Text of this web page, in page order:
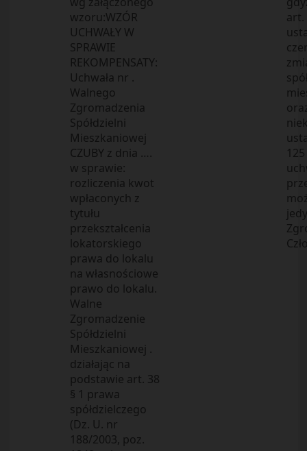
wzoru:WZÓR
UCHWAŁY W
SPRAWIE
REKOMPENSATY:
Uchwała nr .
Walnego
Zgromadzenia
Spółdzielni
Mieszkaniowej
CZUBY z dnia ….
w sprawie:
rozliczenia kwot
wpłaconych z
tytułu
przekształcenia
lokatorskiego
prawa do lokalu
na własnościowe
prawo do lokalu.
Walne
Zgromadzenie
Spółdzielni
Mieszkaniowej .
działając na
podstawie art. 38
§ 1 prawa
spółdzielczego
(Dz. U. nr
188/2003, poz.
art.